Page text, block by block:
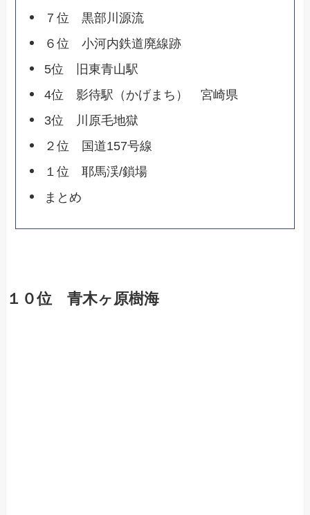
７位 黒部川源流
６位 小河内鉄道廃線跡
5位 旧東青山駅
4位 影待駅（かげまち） 宮崎県
3位 川原毛地獄
２位 国道157号線
１位 耶馬渓/鎖場
まとめ
１０位 青木ヶ原樹海